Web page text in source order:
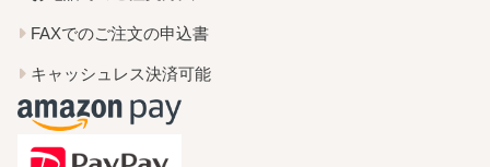
FAXでのご注文の申込書
キャッシュレス決済可能